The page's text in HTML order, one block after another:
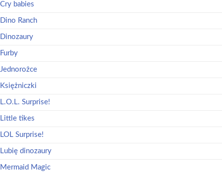
Cry babies
Dino Ranch
Dinozaury
Furby
Jednorożce
Księżniczki
L.O.L. Surprise!
Little tikes
LOL Surprise!
Lubię dinozaury
Mermaid Magic